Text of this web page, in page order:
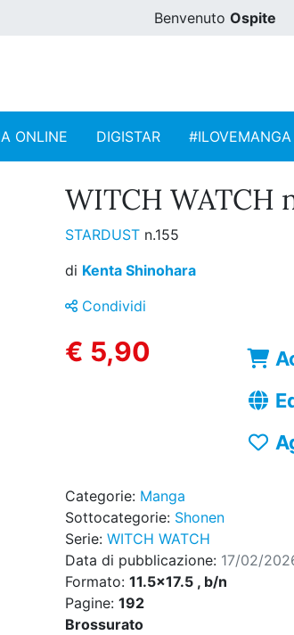
Benvenuto Ospite
ONLINE DIGISTAR #ILOVEMANGA
WITCH WATCH
STARDUST n.155
di Kenta Shinohara
Condividi
€ 5,90
Categorie: Manga
Sottocategorie: Shonen
Serie: WITCH WATCH
Data di pubblicazione: 17/02/
Formato: 11.5x17.5 , b/n
Pagine: 192
Brossurato